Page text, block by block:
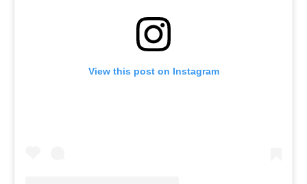
View this post on Instagram